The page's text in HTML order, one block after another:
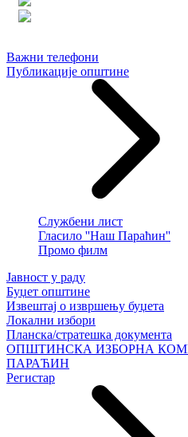
Важни телефони
Публикације општине
Службени лист
Гласило ''Наш Параћин''
Промо филм
Јавност у раду
Буџет општине
Извештај о извршењу буџета
Локални избори
Планска/стратешка документа
ОПШТИНСКА ИЗБОРНА
ПАРАЋИН
Регистар